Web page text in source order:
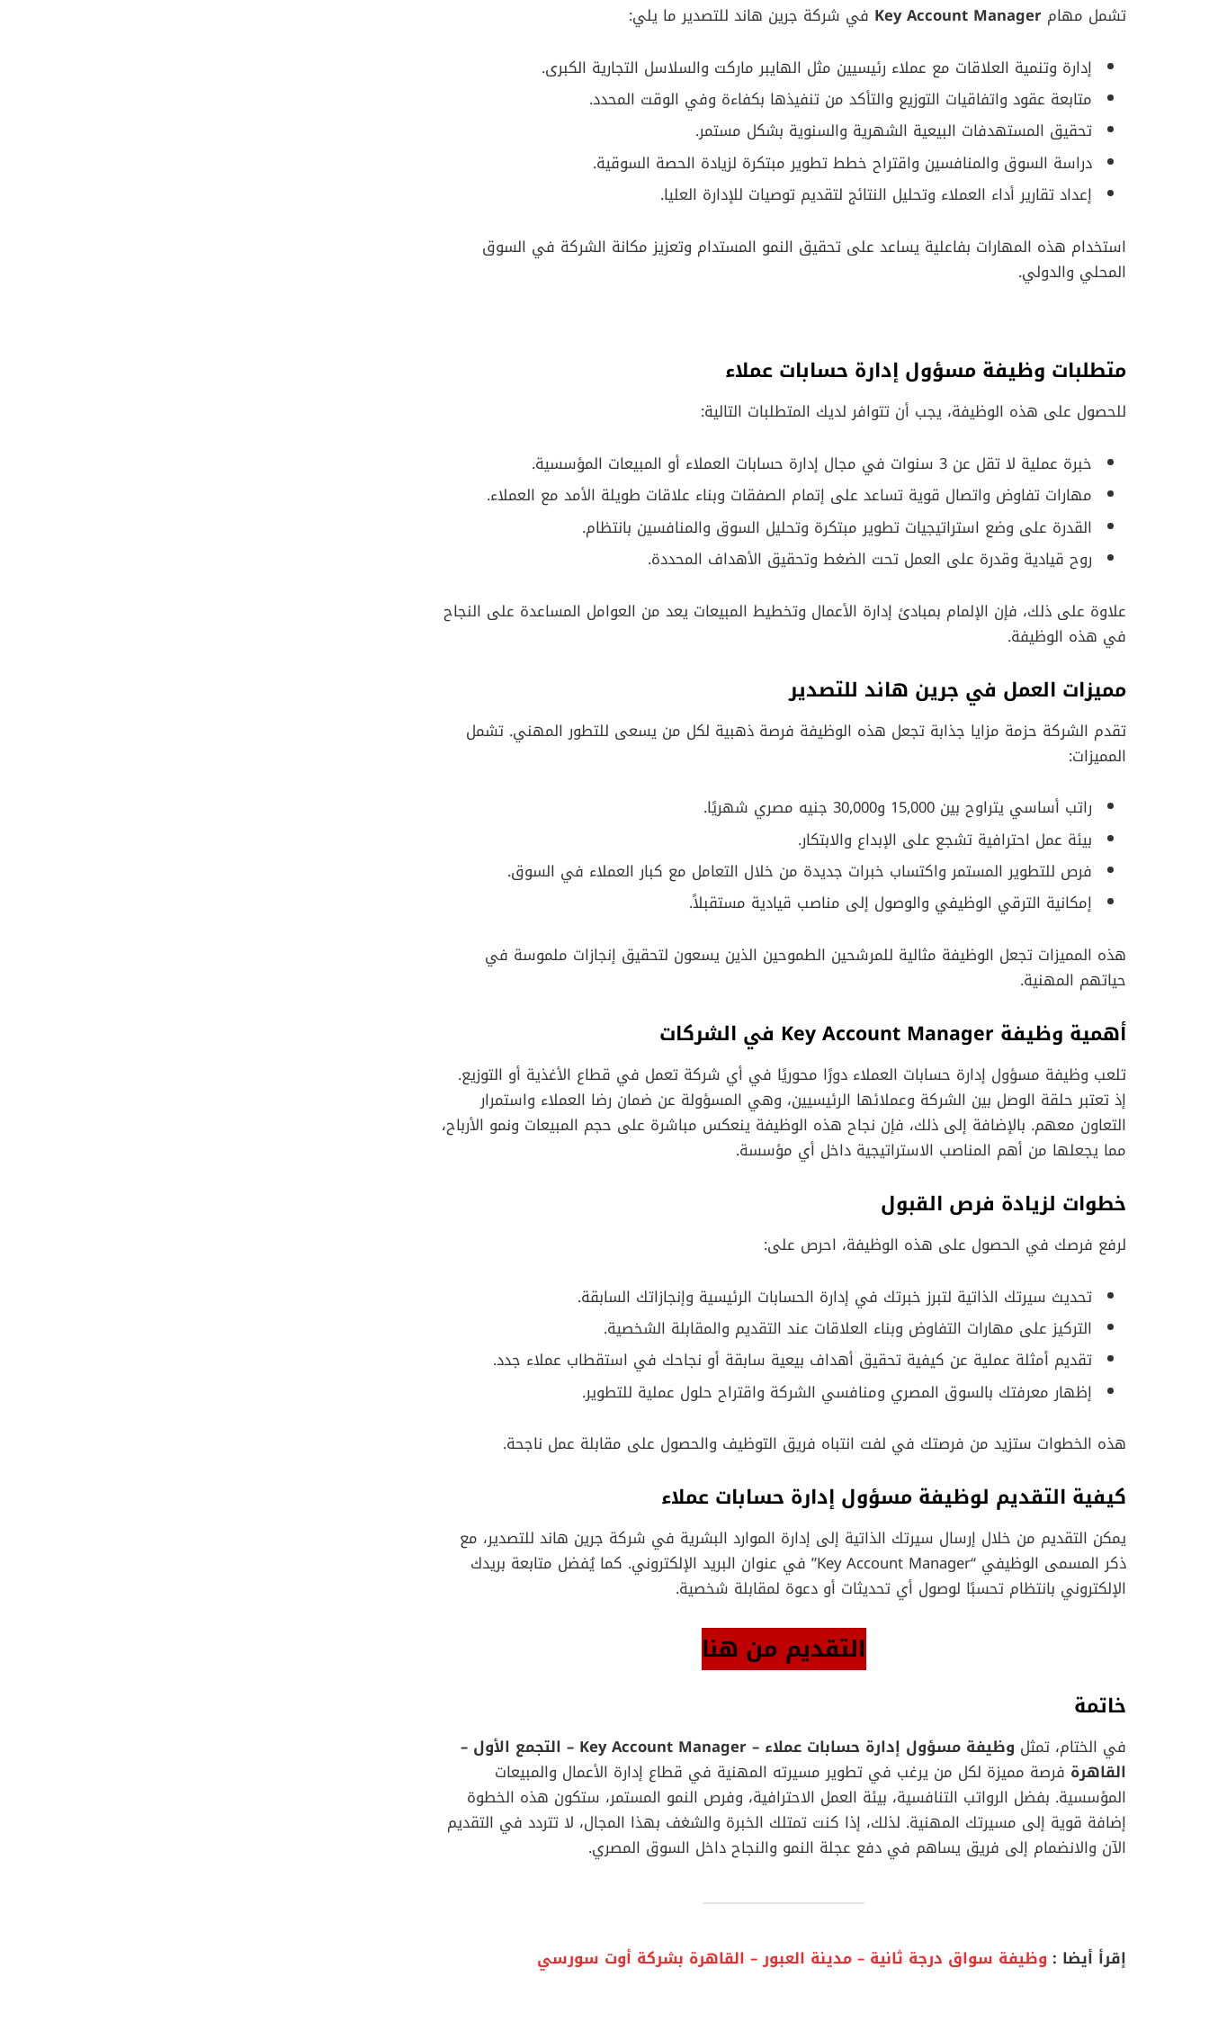
تشمل مهام Key Account Manager في شركة جرين هاند للتصدير ما يلي:
إدارة وتنمية العلاقات مع عملاء رئيسيين مثل الهايبر ماركت والسلاسل التجارية الكبرى.
متابعة عقود واتفاقيات التوزيع والتأكد من تنفيذها بكفاءة وفي الوقت المحدد.
تحقيق المستهدفات البيعية الشهرية والسنوية بشكل مستمر.
دراسة السوق والمنافسين واقتراح خطط تطوير مبتكرة لزيادة الحصة السوقية.
إعداد تقارير أداء العملاء وتحليل النتائج لتقديم توصيات للإدارة العليا.
استخدام هذه المهارات بفاعلية يساعد على تحقيق النمو المستدام وتعزيز مكانة الشركة في السوق
المحلي والدولي.
متطلبات وظيفة مسؤول إدارة حسابات عملاء
للحصول على هذه الوظيفة، يجب أن تتوافر لديك المتطلبات التالية:
خبرة عملية لا تقل عن 3 سنوات في مجال إدارة حسابات العملاء أو المبيعات المؤسسية.
مهارات تفاوض واتصال قوية تساعد على إتمام الصفقات وبناء علاقات طويلة الأمد مع العملاء.
القدرة على وضع استراتيجيات تطوير مبتكرة وتحليل السوق والمنافسين بانتظام.
روح قيادية وقدرة على العمل تحت الضغط وتحقيق الأهداف المحددة.
علاوة على ذلك، فإن الإلمام بمبادئ إدارة الأعمال وتخطيط المبيعات يعد من العوامل المساعدة على النجاح
في هذه الوظيفة.
مميزات العمل في جرين هاند للتصدير
تقدم الشركة حزمة مزايا جذابة تجعل هذه الوظيفة فرصة ذهبية لكل من يسعى للتطور المهني. تشمل
المميزات:
راتب أساسي يتراوح بين 15,000 و30,000 جنيه مصري شهريًا.
بيئة عمل احترافية تشجع على الإبداع والابتكار.
فرص للتطوير المستمر واكتساب خبرات جديدة من خلال التعامل مع كبار العملاء في السوق.
إمكانية الترقي الوظيفي والوصول إلى مناصب قيادية مستقبلاً.
هذه المميزات تجعل الوظيفة مثالية للمرشحين الطموحين الذين يسعون لتحقيق إنجازات ملموسة في
حياتهم المهنية.
أهمية وظيفة Key Account Manager في الشركات
تلعب وظيفة مسؤول إدارة حسابات العملاء دورًا محوريًا في أي شركة تعمل في قطاع الأغذية أو التوزيع.
إذ تعتبر حلقة الوصل بين الشركة وعملائها الرئيسيين، وهي المسؤولة عن ضمان رضا العملاء واستمرار
التعاون معهم. بالإضافة إلى ذلك، فإن نجاح هذه الوظيفة ينعكس مباشرة على حجم المبيعات ونمو الأرباح،
مما يجعلها من أهم المناصب الاستراتيجية داخل أي مؤسسة.
خطوات لزيادة فرص القبول
لرفع فرصك في الحصول على هذه الوظيفة، احرص على:
تحديث سيرتك الذاتية لتبرز خبرتك في إدارة الحسابات الرئيسية وإنجازاتك السابقة.
التركيز على مهارات التفاوض وبناء العلاقات عند التقديم والمقابلة الشخصية.
تقديم أمثلة عملية عن كيفية تحقيق أهداف بيعية سابقة أو نجاحك في استقطاب عملاء جدد.
إظهار معرفتك بالسوق المصري ومنافسي الشركة واقتراح حلول عملية للتطوير.
هذه الخطوات ستزيد من فرصتك في لفت انتباه فريق التوظيف والحصول على مقابلة عمل ناجحة.
كيفية التقديم لوظيفة مسؤول إدارة حسابات عملاء
يمكن التقديم من خلال إرسال سيرتك الذاتية إلى إدارة الموارد البشرية في شركة جرين هاند للتصدير، مع
ذكر المسمى الوظيفي “Key Account Manager” في عنوان البريد الإلكتروني. كما يُفضل متابعة بريدك
الإلكتروني بانتظام تحسبًا لوصول أي تحديثات أو دعوة لمقابلة شخصية.
التقديم من هنا
خاتمة
في الختام، تمثل
وظيفة مسؤول إدارة حسابات عملاء – Key Account Manager – التجمع الأول –
القاهرة فرصة مميزة لكل من يرغب في تطوير مسيرته المهنية في قطاع إدارة الأعمال والمبيعات
المؤسسية. بفضل الرواتب التنافسية، بيئة العمل الاحترافية، وفرص النمو المستمر، ستكون هذه الخطوة
إضافة قوية إلى مسيرتك المهنية. لذلك، إذا كنت تمتلك الخبرة والشغف بهذا المجال، لا تتردد في التقديم
الآن والانضمام إلى فريق يساهم في دفع عجلة النمو والنجاح داخل السوق المصري.
إقرأ أيضا : وظيفة سواق درجة ثانية – مدينة العبور – القاهرة بشركة أوت سورسي